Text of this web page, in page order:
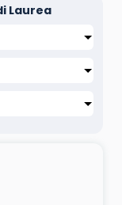
Laurea